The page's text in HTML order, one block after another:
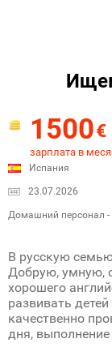
1500€
зарплата в
Испания
23.07.2026
Домашний персонал
В русскую
Добрую, умную,
хорошего
развивать
качественно
дня,